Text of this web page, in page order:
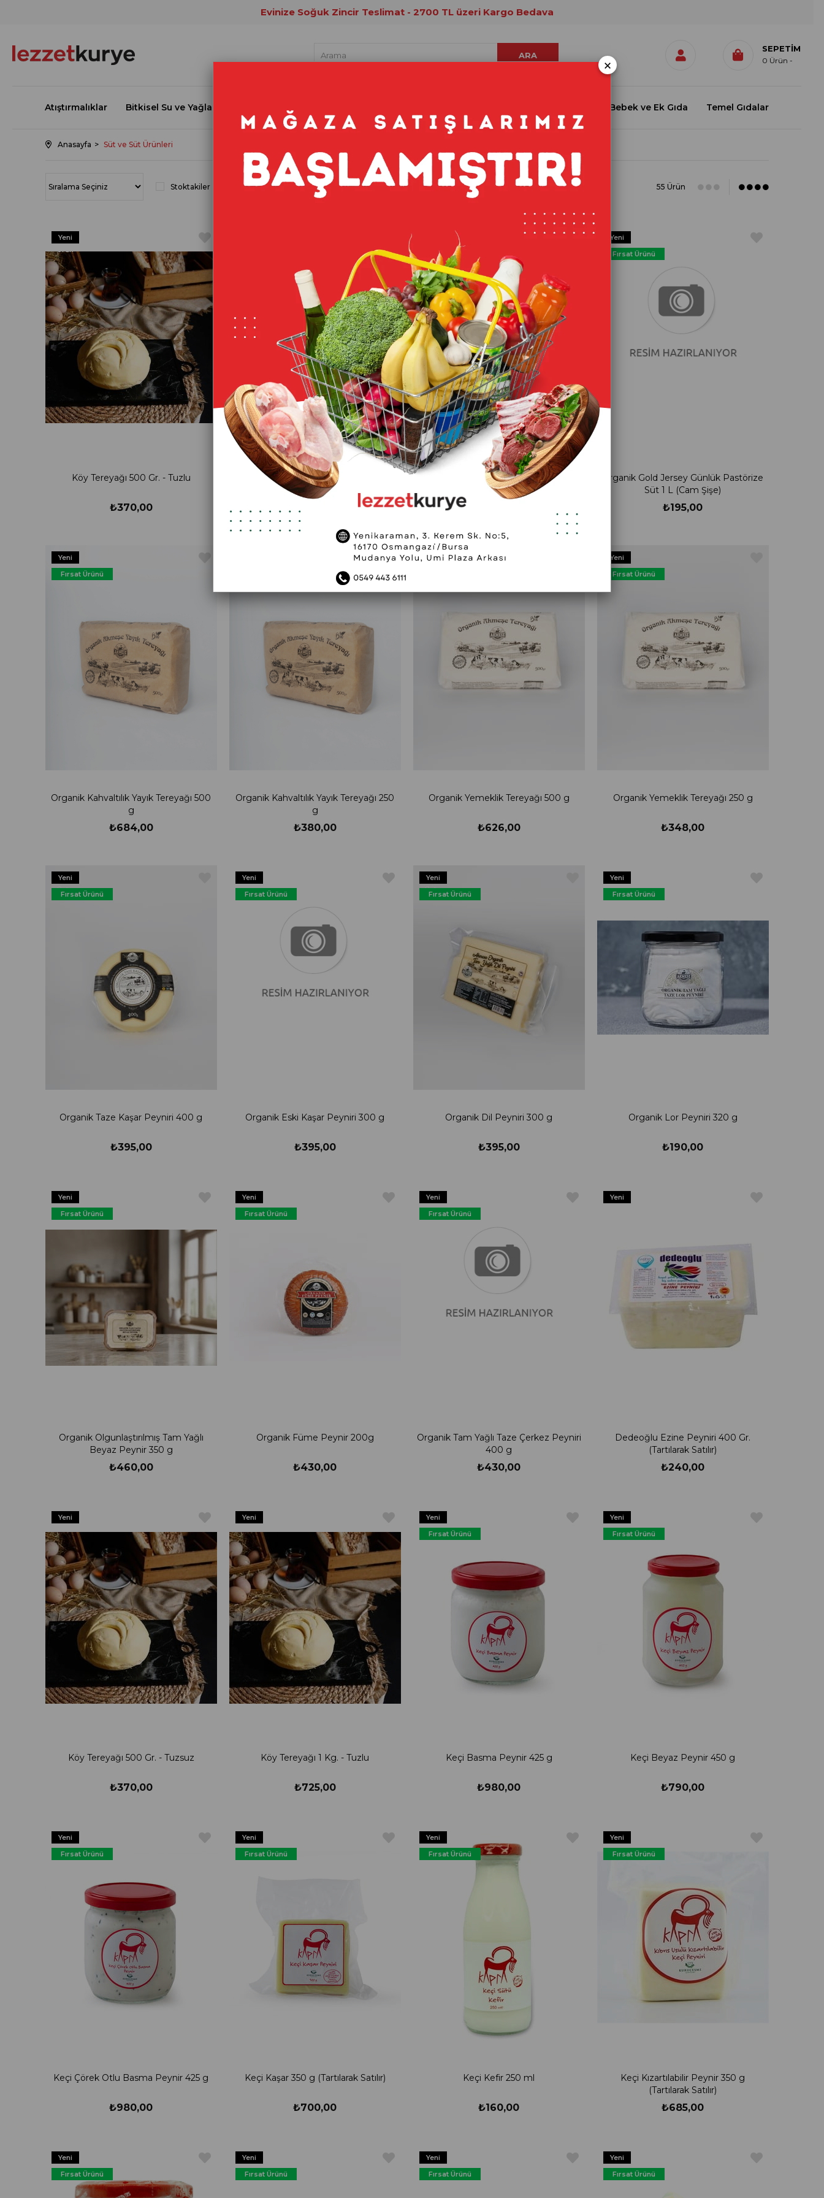
Evinize Soğuk Zincir Teslimat - 2700 TL üzeri Kargo Bedava
SEPETIM
0 Ürün
Atıştırmalıklar Bitkisel Su ve Yağlar Bebek ve Ek Gıda Temel Gıdalar
Anasayfa Süt ve Süt Ürünleri
Stoktakiler 55 Ürün
Köy Tereyağı 500 Gr. - Tuzlu
₺370,00
Yeni
Ürün
Köy Tereyağı 1 Kg. - Tuzsuz
Organik Gold Jersey Günlük Süt 3 L
(Pet Şişe)
Ürün
Fırsat Ürünü
Organik Gold Jersey Günlük Pastörize
Süt 1 L (Cam Şişe)
₺195,00
Yeni
Ürün
Fırsat Ürünü
Organik Kahvaltılık Yayık Tereyağı 500
g
₺684,00
Yeni
Ürün
Fırsat Ürünü
Organik Kahvaltılık Yayık Tereyağı 250
g
₺380,00
Organik Yemeklik Tereyağı 500 g
₺626,00
Yeni
Organik Yemeklik Tereyağı 250 g
₺348,00
Yeni
Ürün
Fırsat Ürünü
Organik Taze Kaşar Peyniri 400 g
₺395,00
Yeni
Ürün
Fırsat Ürünü
Organik Eski Kaşar Peyniri 300 g
₺395,00
Yeni
Ürün
Fırsat Ürünü
Organik Dil Peyniri 300 g
₺395,00
Yeni
Ürün
Fırsat Ürünü
Organik Lor Peyniri 320 g
₺190,00
Yeni
Ürün
Fırsat Ürünü
Organik Olgunlaştırılmış Tam Yağlı
Beyaz Peynir 350 g
₺460,00
Yeni
Ürün
Fırsat Ürünü
Organik Füme Peynir 200g
₺430,00
Yeni
Ürün
Fırsat Ürünü
Organik Tam Yağlı Taze Çerkez Peyniri
400 g
₺430,00
Yeni
Ürün
Fırsat Ürünü
Dedeoğlu Ezine Peyniri 400 Gr.
(Tartılarak Satılır)
₺240,00
Yeni
Köy Tereyağı 500 Gr. - Tuzsuz
₺370,00
Yeni
Köy Tereyağı 1 Kg. - Tuzlu
₺725,00
Yeni
Keçi Basma Peynir 425 g
₺980,00
Yeni
Ürün
Fırsat Ürünü
Keçi Beyaz Peynir 450 g
₺790,00
Yeni
Ürün
Fırsat Ürünü
Keçi Çörek Otlu Basma Peynir 425 g
₺980,00
Yeni
Ürün
Fırsat Ürünü
Keçi Kaşar 350 g (Tartılarak Satılır)
₺700,00
Yeni
Ürün
Fırsat Ürünü
Keçi Kefir 250 ml
₺160,00
Yeni
Ürün
Fırsat Ürünü
Keçi Kızartılabilir Peynir 350 g
(Tartılarak Satılır)
₺685,00
Yeni
Ürün
Fırsat Ürünü
Yeni
Ürün
Fırsat Ürünü
Yeni
Ürün
Fırsat Ürünü
Yeni
Ürün
Fırsat Ürünü
Yeni
Ürün
Fırsat Ürünü
×